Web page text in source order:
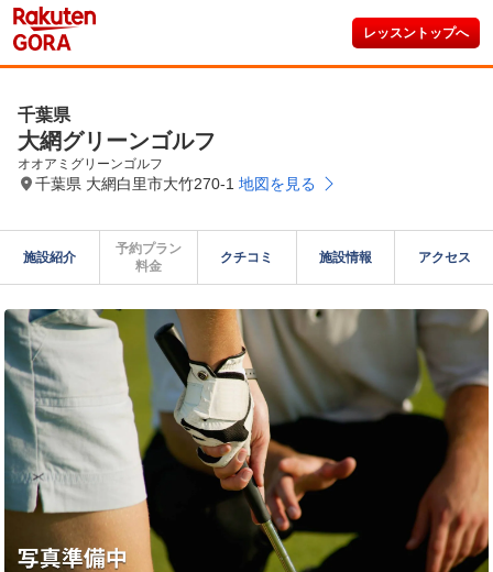
レッスントップへ
千葉県
大網グリーンゴルフ
オオアミグリーンゴルフ
千葉県 大網白里市大竹270-1 地図を見る
施設紹介
予約プラン
料金
クチコミ 施設情報 アクセス